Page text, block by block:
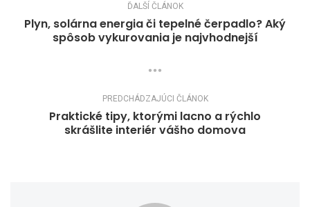
ĎALŠÍ ČLÁNOK
Plyn, solárna energia či tepelné čerpadlo? Aký
spôsob vykurovania je najvhodnejší
PREDCHÁDZAJÚCI ČLÁNOK
Praktické tipy, ktorými lacno a rýchlo
skrášlite interiér vášho domova